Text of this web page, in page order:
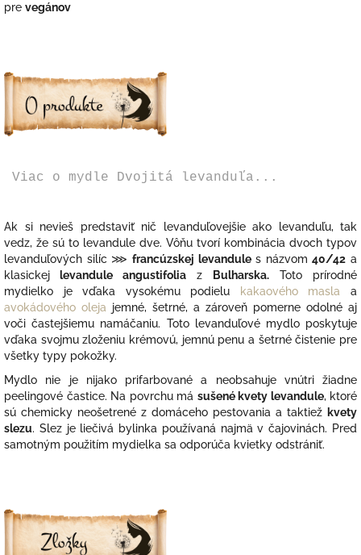
pre vegánov
Viac o mydle Dvojitá levanduľa...
Ak si nevieš predstaviť nič levanduľovejšie ako levanduľu, tak
vedz, že sú to levandule dve. Vôňu tvorí kombinácia dvoch typov
levanduľových silíc ⋙ francúzskej levandules názvom40/42 a
klasickej levandule angustifolia z Bulharska.
Toto prírodné
mydielko je vďaka vysokému podielu
kakaového masla a
avokádového oleja jemné, šetrné, a zároveň pomerne odolné aj
voči častejšiemu namáčaniu. Toto levanduľové mydlo poskytuje
vďaka svojmu zloženiu krémovú, jemnú penu a šetrné čistenie pre
všetky typy pokožky.
Mydlo nie je nijako prifarbované a neobsahuje vnútri žiadne
peelingové častice. Na povrchu má sušené kvety levandule, ktoré
sú chemicky neošetrené z domáceho pestovania a taktiež kvety
slezu. Slez je liečivá bylinka používaná najmä v čajovinách. Pred
samotným použitím mydielka sa odporúča kvietky odstrániť.